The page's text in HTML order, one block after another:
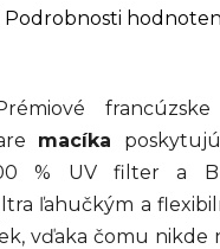
Podrobnosti
macíka
% UV filter a
ľahučkým a
vďaka čomu nikde